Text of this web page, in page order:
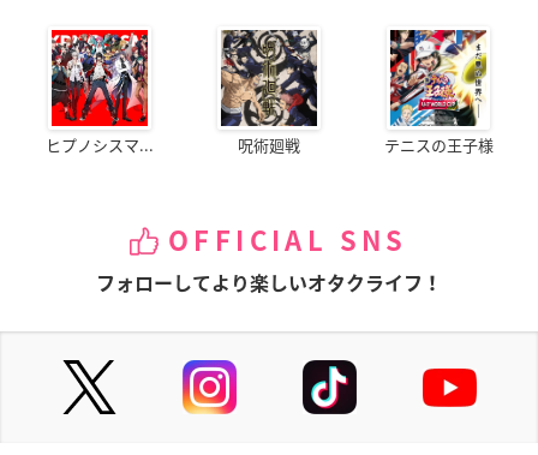
ヒプノシスマ... 呪術廻戦 テニスの王子様
OFFICIAL SNS
フォローしてより楽しいオタクライフ！